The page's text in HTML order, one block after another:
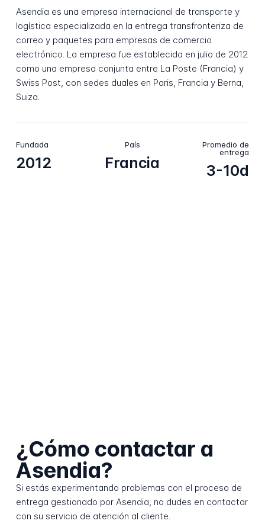
Asendia es una empresa internacional de transporte y
logística especializada en la entrega transfronteriza de
correo y paquetes para empresas de comercio
electrónico. La empresa fue establecida en julio de 2012
como una empresa conjunta entre La Poste (Francia) y
Swiss Post, con sedes duales en Paris, Francia y Berna,
Suiza.
Fundada
2012
País
Francia
Promedio de
entrega
3-10d
¿Cómo contactar a
Asendia?
Si estás experimentando problemas con el proceso de
entrega gestionado por Asendia, no dudes en contactar
con su servicio de atención al cliente.